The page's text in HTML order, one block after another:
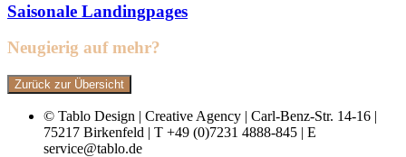
Saisonale Landingpages
Neugierig auf mehr?
Zurück zur Übersicht
© Tablo Design | Creative Agency | Carl-Benz-Str. 14-16 |
75217 Birkenfeld | T +49 (0)7231 4888-845 | E
service@tablo.de